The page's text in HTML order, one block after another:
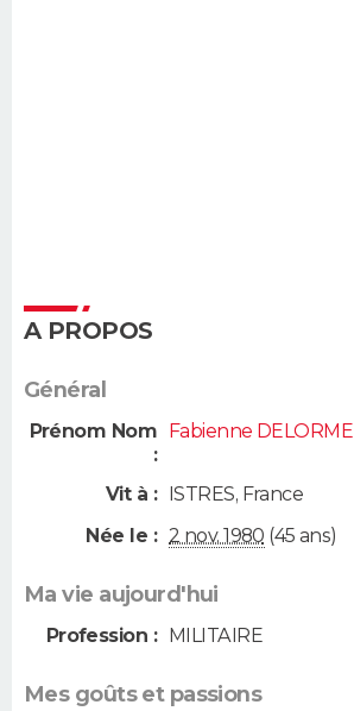
A PROPOS
Général
Prénom Nom
:
Fabienne DELORME
Vit à : ISTRES, France
Née le : 2 nov. 1980 (45 ans)
Ma vie aujourd'hui
Profession : MILITAIRE
Mes goûts et passions